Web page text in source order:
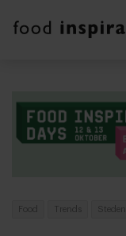
Food Trends Steden